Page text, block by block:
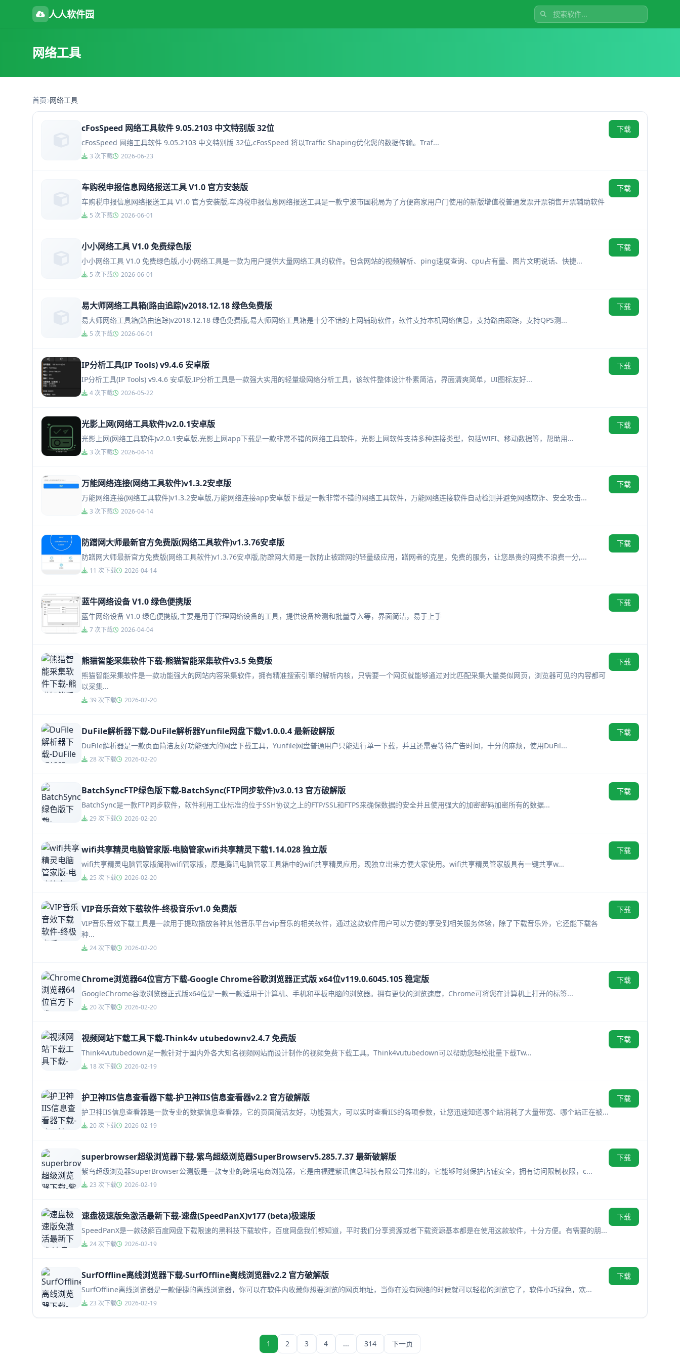
人人软件园
网络工具
首页 网络工具
cFosSpeed 网络工具软件 9.05.2103 中文特别版 32位
cFosSpeed 网络工具软件 9.05.2103 中文特别版 32位,cFosSpeed 将以Traffic Shaping优化您的数据传输。Traf...
3 次下载 2026-06-23
下载
车购税申报信息网络报送工具 V1.0 官方安装版
车购税申报信息网络报送工具 V1.0 官方安装版,车购税申报信息网络报送工具是一款宁波市国税局为了方便商家用户门使用的新版增值税普通发票开票销售开票辅助软件
5 次下载 2026-06-01
下载
小小网络工具 V1.0 免费绿色版
小小网络工具 V1.0 免费绿色版,小小网络工具是一款为用户提供大量网络工具的软件。包含网站的视频解析、ping速度查询、cpu占有量、图片文明说话、快捷...
5 次下载 2026-06-01
下载
易大师网络工具箱(路由追踪)v2018.12.18 绿色免费版
易大师网络工具箱(路由追踪)v2018.12.18 绿色免费版,易大师网络工具箱是十分不错的上网辅助软件，软件支持本机网络信息，支持路由跟踪，支持QPS测...
5 次下载 2026-06-01
下载
IP分析工具(IP Tools) v9.4.6 安卓版
IP分析工具(IP Tools) v9.4.6 安卓版,IP分析工具是一款强大实用的轻量级网络分析工具，该软件整体设计朴素简洁，界面清爽简单，UI图标友好...
4 次下载 2026-05-22
下载
光影上网(网络工具软件)v2.0.1安卓版
光影上网(网络工具软件)v2.0.1安卓版,光影上网app下载是一款非常不错的网络工具软件，光影上网软件支持多种连接类型，包括WIFI、移动数据等，帮助用...
3 次下载 2026-04-14
下载
万能网络连接(网络工具软件)v1.3.2安卓版
万能网络连接(网络工具软件)v1.3.2安卓版,万能网络连接app安卓版下载是一款非常不错的网络工具软件，万能网络连接软件自动检测并避免网络欺诈、安全攻击...
3 次下载 2026-04-14
下载
防蹭网大师最新官方免费版(网络工具软件)v1.3.76安卓版
防蹭网大师最新官方免费版(网络工具软件)v1.3.76安卓版,防蹭网大师是一款防止被蹭网的轻量级应用，蹭网者的克星，免费的服务，让您昂贵的网费不浪费一分,...
11 次下载 2026-04-14
下载
蓝牛网络设备 V1.0 绿色便携版
蓝牛网络设备 V1.0 绿色便携版,主要是用于管理网络设备的工具，提供设备检测和批量导入等，界面简洁，易于上手
7 次下载 2026-04-04
下载
熊猫智能采集软件下载-熊猫智能采集软件v3.5 免费版
熊猫智能采集软件是一款功能强大的网站内容采集软件，拥有精准搜索引擎的解析内核，只需要一个网页就能够通过对比匹配采集大量类似网页，浏览器可见的内容都可
以采集...
39 次下载 2026-02-20
下载
DuFile解析器下载-DuFile解析器Yunfile网盘下载v1.0.0.4 最新破解版
DuFile解析器是一款页面简洁友好功能强大的网盘下载工具，Yunfile网盘普通用户只能进行单一下载，并且还需要等待广告时间，十分的麻烦，使用DuFil...
28 次下载 2026-02-20
下载
BatchSyncFTP绿色版下载-BatchSync(FTP同步软件)v3.0.13 官方破解版
BatchSync是一款FTP同步软件，软件利用工业标准的位于SSH协议之上的FTP/SSL和FTPS来确保数据的安全并且使用强大的加密密码加密所有的数据...
29 次下载 2026-02-20
下载
wifi共享精灵电脑管家版-电脑管家wifi共享精灵下载1.14.028 独立版
wifi共享精灵电脑管家版简称wifi管家版，原是腾讯电脑管家工具箱中的wifi共享精灵应用，现独立出来方便大家使用。wifi共享精灵管家版具有一键共享w...
25 次下载 2026-02-20
下载
VIP音乐音效下载软件-终极音乐v1.0 免费版
VIP音乐音效下载工具是一款用于提取播放各种其他音乐平台vip音乐的相关软件，通过这款软件用户可以方便的享受到相关服务体验，除了下载音乐外，它还能下载各
种...
24 次下载 2026-02-20
下载
Chrome浏览器64位官方下载-Google Chrome谷歌浏览器正式版 x64位v119.0.6045.105 稳定版
GoogleChrome谷歌浏览器正式版x64位是一款一款适用于计算机、手机和平板电脑的浏览器。拥有更快的浏览速度，Chrome可将您在计算机上打开的标签...
20 次下载 2026-02-20
下载
视频网站下载工具下载-Think4v utubedownv2.4.7 免费版
Think4vutubedown是一款针对于国内外各大知名视频网站而设计制作的视频免费下载工具。Think4vutubedown可以帮助您轻松批量下载Tw...
18 次下载 2026-02-19
下载
护卫神IIS信息查看器下载-护卫神IIS信息查看器v2.2 官方破解版
护卫神IIS信息查看器是一款专业的数据信息查看器，它的页面简洁友好，功能强大，可以实时查看IIS的各项参数，让您迅速知道哪个站消耗了大量带宽、哪个站正在被...
20 次下载 2026-02-19
下载
superbrowser超级浏览器下载-紫鸟超级浏览器SuperBrowserv5.285.7.37 最新破解版
紫鸟超级浏览器SuperBrowser公测版是一款专业的跨境电商浏览器，它是由福建紫讯信息科技有限公司推出的，它能够时刻保护店铺安全，拥有访问限制权限，c...
23 次下载 2026-02-19
下载
速盘极速版免激活最新下载-速盘(SpeedPanX)v177 (beta)极速版
SpeedPanX是一款破解百度网盘下载限速的黑科技下载软件，百度网盘我们都知道，平时我们分享资源或者下载资源基本都是在使用这款软件，十分方便。有需要的朋...
24 次下载 2026-02-19
下载
SurfOffline离线浏览器下载-SurfOffline离线浏览器v2.2 官方破解版
SurfOffline离线浏览器是一款便捷的离线浏览器，你可以在软件内收藏你想要浏览的网页地址，当你在没有网络的时候就可以轻松的浏览它了，软件小巧绿色，欢...
23 次下载 2026-02-19
下载
1 2 3 4 ... 314 下一页